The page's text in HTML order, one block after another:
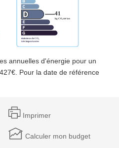
annuelles d'énergie pour un
Pour la date de référence
Imprimer
Calculer mon budget